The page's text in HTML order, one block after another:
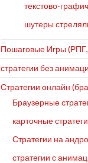
текстово-
шутеры
Пошаговые Игры (РПГ,
стратегии без
Стратегии онлайн
Браузерные
карточные
Стратегии на
стратегии с